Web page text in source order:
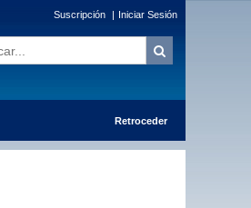
Suscripción | Iniciar Sesión
Retroceder